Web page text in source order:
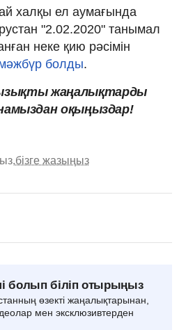
халқы ел аумағында
"2.02.2020" танымал
неке қию рәсімін
болды.
жаңалықтарды
оқыңыздар!
бізге жазыңыз
болып біліп отырыңыз
өзекті жаңалықтарынан,
мен эксклюзивтерден